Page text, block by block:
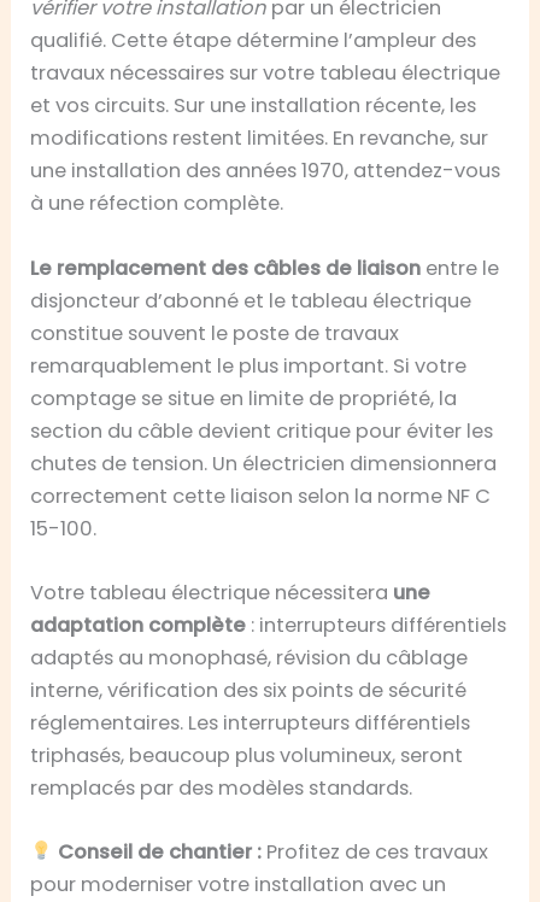
vérifier votre installation par un électricien
qualifié. Cette étape détermine l’ampleur des
travaux nécessaires sur votre tableau électrique
et vos circuits. Sur une installation récente, les
modifications restent limitées. En revanche, sur
une installation des années 1970, attendez-vous
à une réfection complète.
Le remplacement des câbles de liaison entre le
disjoncteur d’abonné et le tableau électrique
constitue souvent le poste de travaux
remarquablement le plus important. Si votre
comptage se situe en limite de propriété, la
section du câble devient critique pour éviter les
chutes de tension. Un électricien dimensionnera
correctement cette liaison selon la norme NF C
15-100.
Votre tableau électrique nécessitera une
adaptation complète : interrupteurs différentiels
adaptés au monophasé, révision du câblage
interne, vérification des six points de sécurité
réglementaires. Les interrupteurs différentiels
triphasés, beaucoup plus volumineux, seront
remplacés par des modèles standards.
Conseil de chantier :Profitez de ces travaux
pour moderniser votre installation avec un